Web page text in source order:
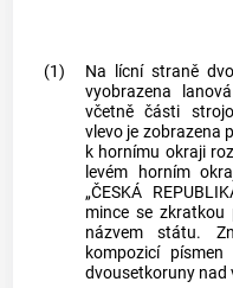
(1)
Na lícní straně
vyobrazena
včetně části
vlevo je zobrazena
k hornímu okraji
levém horním
„ČESKÁ
mince se zkratkou
názvem státu.
kompozicí
dvousetkoruny nad